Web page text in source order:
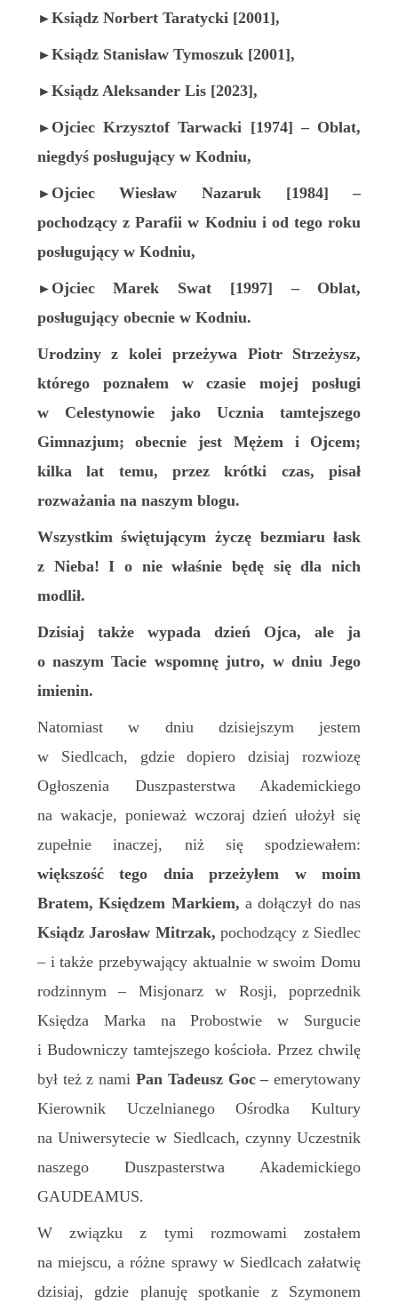
►Ksiądz Norbert Taratycki [2001],
►Ksiądz Stanisław Tymoszuk [2001],
►Ksiądz Aleksander Lis [2023],
► Ojciec Krzysztof Tarwacki [1974] – Oblat,
niegdyś posługujący w Kodniu,
► Ojciec Wiesław Nazaruk [1984] –
pochodzący z Parafii w Kodniu i od tego roku
posługujący w Kodniu,
► Ojciec Marek Swat [1997] – Oblat,
posługujący obecnie w Kodniu.
Urodziny z kolei przeżywa Piotr Strzeżysz,
którego poznałem w czasie mojej posługi
w Celestynowie jako Ucznia tamtejszego
Gimnazjum; obecnie jest Mężem i Ojcem;
kilka lat temu, przez krótki czas, pisał
rozważania na naszym blogu.
Wszystkim świętującym życzę bezmiaru łask
z Nieba! I o nie właśnie będę się dla nich
modlił.
Dzisiaj także wypada dzień Ojca, ale ja
o naszym Tacie wspomnę jutro, w dniu Jego
imienin.
Natomiast w dniu dzisiejszym jestem
w Siedlcach, gdzie dopiero dzisiaj rozwiozę
Ogłoszenia Duszpasterstwa Akademickiego
na wakacje, ponieważ wczoraj dzień ułożył się
zupełnie inaczej, niż się spodziewałem:
większość tego dnia przeżyłem w moim
Bratem, Księdzem Markiem, a dołączył do nas
Ksiądz Jarosław Mitrzak,pochodzący z Siedlec
– i także przebywający aktualnie w swoim Domu
rodzinnym – Misjonarz w Rosji, poprzednik
Księdza Marka na Probostwie w Surgucie
i Budowniczy tamtejszego kościoła. Przez chwilę
był też z nami Pan Tadeusz Goc –emerytowany
Kierownik Uczelnianego Ośrodka Kultury
na Uniwersytecie w Siedlcach, czynny Uczestnik
naszego Duszpasterstwa Akademickiego
GAUDEAMUS.
W związku z tymi rozmowami zostałem
na miejscu, a różne sprawy w Siedlcach załatwię
dzisiaj, gdzie planuję spotkanie z Szymonem